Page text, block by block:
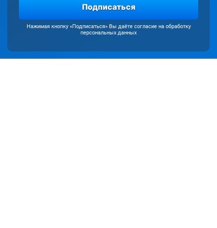
Подписаться
Нажимая кнопку «Подписаться» Вы даёте согласие на обработку
персональных данных